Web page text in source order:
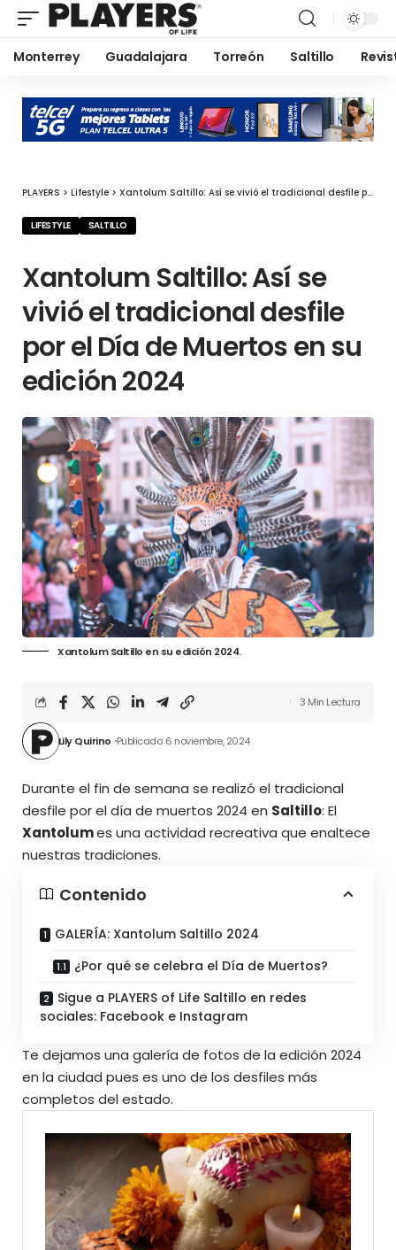
Monterrey Guadalajara Torreón Saltillo
PLAYERS > Lifestyle > Xantolum Saltillo: Así se vivió el tradicional desfile por el Día de Muertos en su edición 2024
LIFESTYLE SALTILLO
Xantolum Saltillo: Así se
vivió el tradicional desfile
por el Día de Muertos en su
edición 2024
Xantolum Saltillo en su edición 2024.
Lily Quirino Publicado: 6 noviembre, 2024
3 Min Lectura
Durante el fin de semana se realizó el tradicional
desfile por el día de muertos 2024 en Saltillo: El
Xantolumes una actividad recreativa que enaltece
nuestras tradiciones.
Contenido
GALERÍA: Xantolum Saltillo 2024
¿Por qué se celebra el Día de Muertos?
Sigue a PLAYERS of Life Saltillo en redes
sociales: Facebook e Instagram
Te dejamos una galería de fotos de la edición 2024
en la ciudad pues es uno de los desfiles más
completos del estado.